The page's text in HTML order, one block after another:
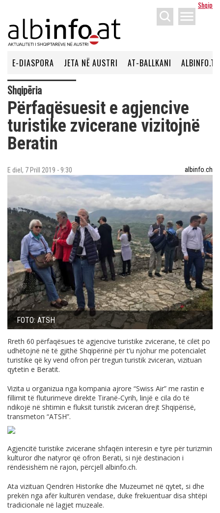
Shqip
menu
E-DIASPORA JETA NË AUSTRI AT-BALLKANI ALBINFO.TV
Shqipëria
Përfaqësuesit e agjencive
turistike zvicerane vizitojnë
Beratin
E diel, 7 Prill 2019 - 9:30 albinfo.ch
FOTO: ATSH
Rreth 60 përfaqësues të agjencive turistike zvicerane, të cilët po
udhëtojnë në të gjithë Shqipërinë për t’u njohur me potencialet
turistike që ky vend ofron për tregun turistik zviceran, vizituan
qytetin e Beratit.
Vizita u organizua nga kompania ajrore “Swiss Air” me rastin e
fillimit të fluturimeve direkte Tiranë-Cyrih, linjë e cila do të
ndikojë në shtimin e fluksit turistik zviceran drejt Shqipërisë,
transmeton “ATSH”.
Agjencitë turistike zvicerane shfaqën interesin e tyre për turizmin
kulturor dhe natyror që ofron Berati, si një destinacion i
rëndësishëm në rajon, përcjell albinfo.ch.
Ata vizituan Qendrën Historike dhe Muzeumet në qytet, si dhe
prekën nga afër kulturën vendase, duke frekuentuar disa shtëpi
tradicionale në lagjet muzeale.